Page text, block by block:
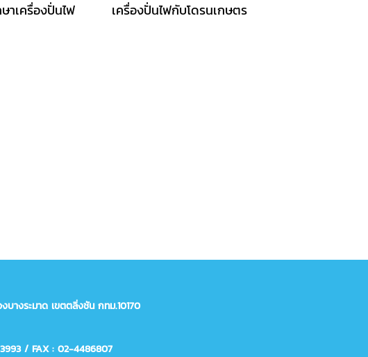
าเครื่องปั่นไฟ
เครื่องปั่นไฟกับโดรนเกษตร
บางระมาด เขตตลิ่งชัน กทม.10170
/ FAX : 02-4486807